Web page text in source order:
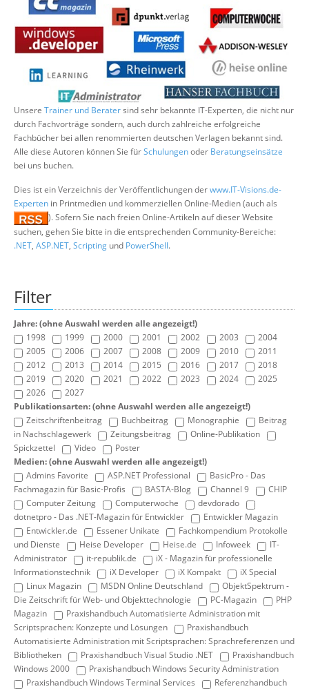
Über uns
Unsere Trainer und Beratersind sehr bekannte IT-Experten, die nicht nur
durch Fachvorträge sondern, auch durch zahlreiche erfolgreiche
Fachbücher bei allen renommierten deutschen Verlagen bekannt sind.
Alle diese Autoren können Sie fürSchulungenoder Beratungseinsätze
bei uns buchen.
Dies ist ein Verzeichnis der Veröffentlichungen derwww.IT-Visions.de-
Experten in Printmedien und kommerziellen Online-Medien (auch als
). Sofern Sie nach freien Online-Artikeln auf dieser Website
suchen, gehen Sie bitte in die entsprechenden Community-Bereiche:
.NET, ASP.NET, Scripting und PowerShell.
Filter
Jahre: (ohne Auswahl werden alle angezeigt!)
1998
1999 2000 2001 2002 2003
2004
2005
2006 2007 2008 2009 2010
2011
2012
2013 2014 2015 2016 2017
2018
2019
2020 2021 2022 2023 2024
2025
2026
2027
Publikationsarten: (ohne Auswahl werden alle angezeigt!)
Zeitschriftenbeitrag
Buchbeitrag Monographie
Beitrag
in Nachschlagewerk
Zeitungsbeitrag
Online-Publikation
Spickzettel
Video
Poster
Medien: (ohne Auswahl werden alle angezeigt!)
Admins Favorite
ASP.NET Professional
BasicPro - Das
Fachmagazin für Basic-Profis
BASTA-Blog Channel 9
CHIP
Computer Zeitung
Computerwoche
devdorado
dotnetpro - Das .NET-Magazin für Entwickler
Entwickler Magazin
Entwickler.de
Essener Unikate
Fachkompendium Protokolle
und Dienste
Heise Developer Heise.de Infoweek
IT-
Administrator
it-republik.de
iX - Magazin für professionelle
Informationstechnik
iX Developer iX Kompakt
iX Special
Linux Magazin
MSDN Online Deutschland
ObjektSpektrum -
Die Zeitschrift für Web- und Objekttechnologie
PC-Magazin
PHP
Magazin
Praxishandbuch Automatisierte Administration mit
Scriptsprachen: Konzepte und Lösungen
Praxishandbuch
Automatisierte Administration mit Scriptsprachen: Sprachreferenzen und
Bibliotheken
Praxishandbuch Visual Studio .NET
Praxishandbuch
Windows 2000
Praxishandbuch Windows Security Administration
Praxishandbuch Windows Terminal Services
Referenzhandbuch